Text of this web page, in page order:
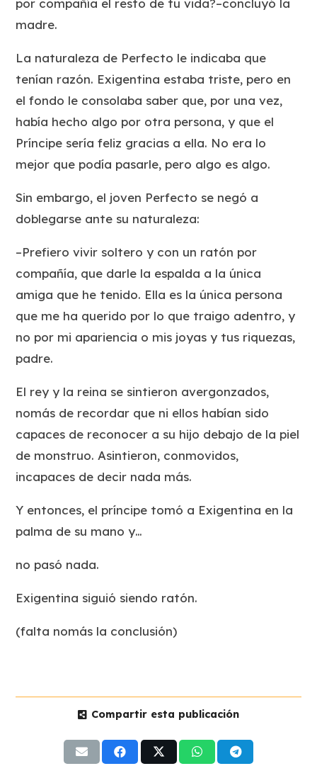
madre.
La naturaleza de Perfecto le indicaba que
tenían razón. Exigentina estaba triste, pero en
el fondo le consolaba saber que, por una vez,
había hecho algo por otra persona, y que el
Príncipe sería feliz gracias a ella. No era lo
mejor que podía pasarle, pero algo es algo.
Sin embargo, el joven Perfecto se negó a
doblegarse ante su naturaleza:
–Prefiero vivir soltero y con un ratón por
compañía, que darle la espalda a la única
amiga que he tenido. Ella es la única persona
que me ha querido por lo que traigo adentro, y
no por mi apariencia o mis joyas y tus riquezas,
padre.
El rey y la reina se sintieron avergonzados,
nomás de recordar que ni ellos habían sido
capaces de reconocer a su hijo debajo de la piel
de monstruo. Asintieron, conmovidos,
incapaces de decir nada más.
Y entonces, el príncipe tomó a Exigentina en la
palma de su mano y…
no pasó nada.
Exigentina siguió siendo ratón.
(falta nomás la conclusión)
Compartir esta publicación